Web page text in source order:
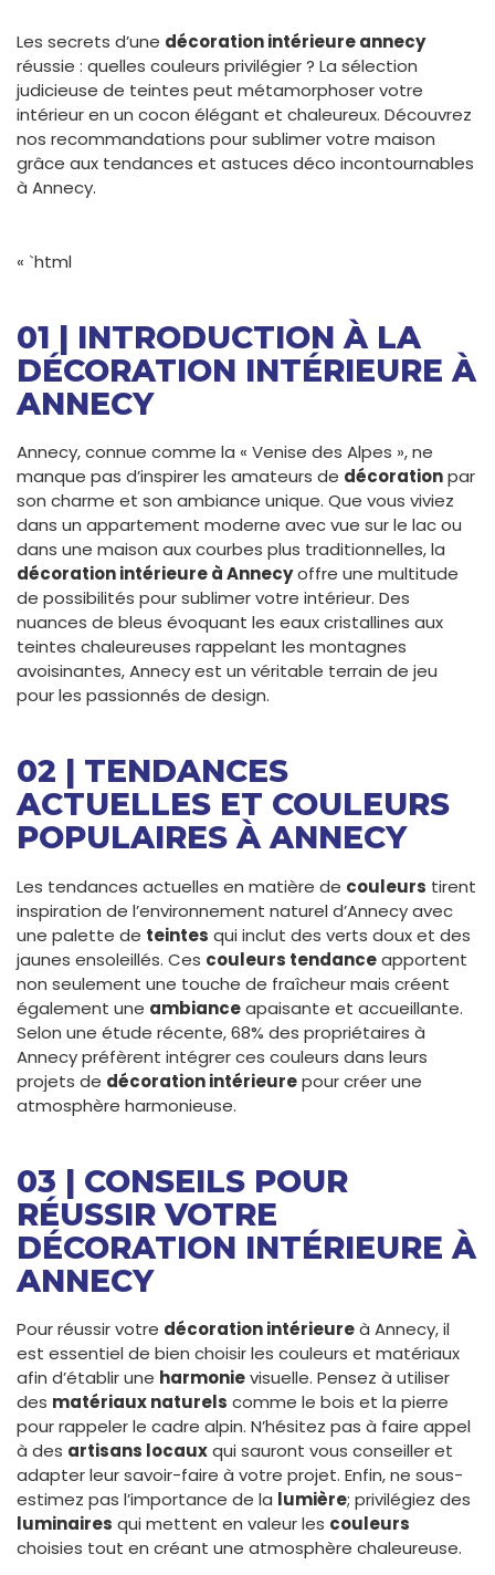
Les secrets d’une décoration intérieure annecy
réussie : quelles couleurs privilégier ? La sélection
judicieuse de teintes peut métamorphoser votre
intérieur en un cocon élégant et chaleureux. Découvrez
nos recommandations pour sublimer votre maison
grâce aux tendances et astuces déco incontournables
à Annecy.
« `html
01 | INTRODUCTION À LA
DÉCORATION INTÉRIEURE À
ANNECY
Annecy, connue comme la « Venise des Alpes », ne
manque pas d’inspirer les amateurs de décorationpar
son charme et son ambiance unique. Que vous viviez
dans un appartement moderne avec vue sur le lac ou
dans une maison aux courbes plus traditionnelles, la
décoration intérieure à Annecyoffre une multitude
de possibilités pour sublimer votre intérieur. Des
nuances de bleus évoquant les eaux cristallines aux
teintes chaleureuses rappelant les montagnes
avoisinantes, Annecy est un véritable terrain de jeu
pour les passionnés de design.
02 | TENDANCES
ACTUELLES ET COULEURS
POPULAIRES À ANNECY
Les tendances actuelles en matière de couleurs tirent
inspiration de l’environnement naturel d’Annecy avec
une palette de teintes qui inclut des verts doux et des
jaunes ensoleillés. Ces couleurs tendanceapportent
non seulement une touche de fraîcheur mais créent
également une ambianceapaisante et accueillante.
Selon une étude récente, 68% des propriétaires à
Annecy préfèrent intégrer ces couleurs dans leurs
projets de décoration intérieurepour créer une
atmosphère harmonieuse.
03 | CONSEILS POUR
RÉUSSIR VOTRE
DÉCORATION INTÉRIEURE À
ANNECY
Pour réussir votre décoration intérieureà Annecy, il
est essentiel de bien choisir les couleurs et matériaux
afin d’établir une harmonievisuelle. Pensez à utiliser
des matériaux naturels comme le bois et la pierre
pour rappeler le cadre alpin. N’hésitez pas à faire appel
à des artisans locauxqui sauront vous conseiller et
adapter leur savoir-faire à votre projet. Enfin, ne sous-
estimez pas l’importance de la lumière; privilégiez des
luminaires qui mettent en valeur les couleurs
choisies tout en créant une atmosphère chaleureuse.